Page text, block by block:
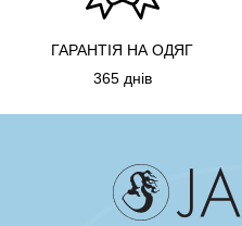
ГАРАНТІЯ НА ОДЯГ
365 днів